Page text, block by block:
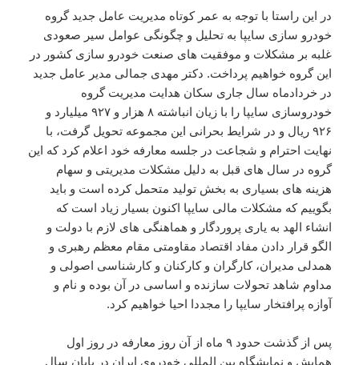
در این راستا با توجه به عمر کوتاه مدیریت عامل جدید گروه
خودرو سازی سایپا به تحلیل و چگونگی عوامل سیر صعودی
غلبه بر مشکلات و موفقیت های صنعت خودرو سازی کشور در
این گروه خواهیم پرداخت. دکتر مهدی جمالی مدیر عامل جدید
در خردادماه سال جاری سکان هدایت مدیریت گروه
خودروسازی سایپا را با زیان انباشته ۸ هزار و ۹۲۷ میلیارد و
۹۲۶ ریال و در شرایط بحرانی این مجموعه تحویل گرفت، با
نهایت احترام و شجاعت در جلسه معارفه خود اعلام کرد که این
گروه در سال های قبل به دلیل مشکلات مدیریتی و سهام
هزینه های بسیاری به بخش تولید متحمل کرده است و باید
بگوییم که مشکلات مالی سایپا اکنون بسیار زیاد است که
انشاء الهد به یاری پروردگار و هماهنگی های لازم با دولت و
الگو قرار دادن مفاد اقتصاد مقاومتی مقام معظم رهبری و
همدلی مدیران، کارگران و کارکنان و کارشناسی اصولی و
مداوم شاهد تحولات سازنده و اساسی در آن بوده و نام و
آوازه پرافتخار سایپا را مجددا احیا خواهیم کرد.
پس از گذشت حدود ۹ ماه از آن روز معارفه در روز اول
همایش و نمایشگاه بین المللی خودروی ایران در پایان سال